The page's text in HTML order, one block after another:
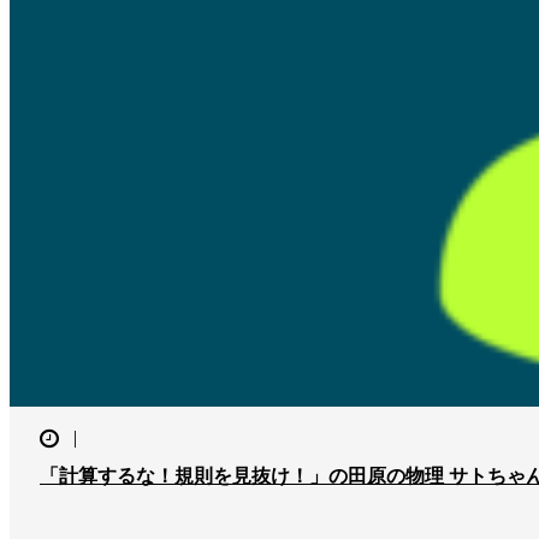
「計算するな！規則を見抜け！」の田原の物理 サトちゃ